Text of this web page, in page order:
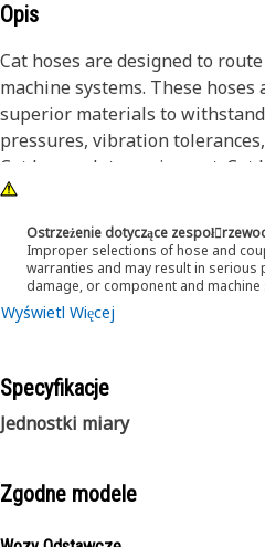
Opis
Cat hoses are designed to
machine systems. These
superior materials to
pressures, vibration
Cat heavy-duty equipment. Cat
couplings are subjected to the
processes in the industry.
combination is tested as a
that yields maximum safety
Ostrzeżenie dotyczące
Improper selections of hose and
warranties and may result in
damage, or component and machine
Wyświetl Więcej
Specyfikacje
Jednostki miary
Zgodne modele